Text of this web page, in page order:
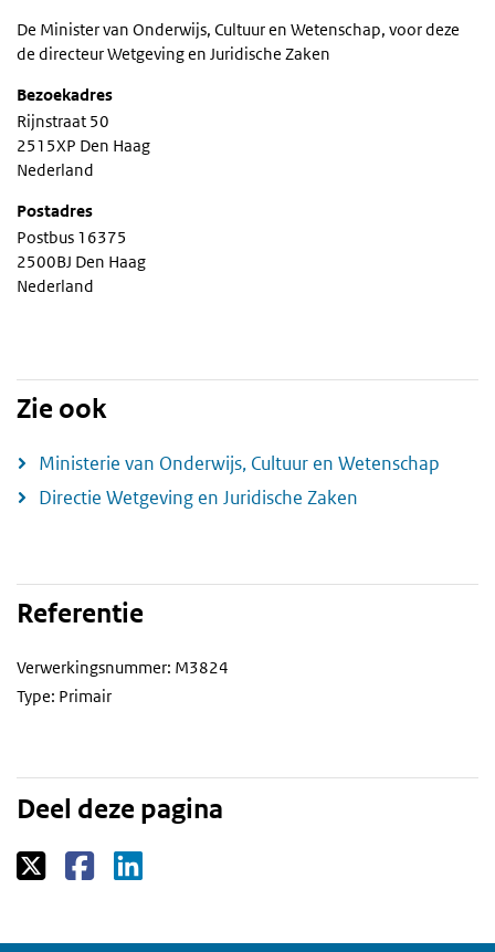
De Minister van Onderwijs, Cultuur en Wetenschap, voor deze
de directeur Wetgeving en Juridische Zaken
Bezoekadres
Rijnstraat 50
2515XP Den Haag
Nederland
Postadres
Postbus 16375
2500BJ Den Haag
Nederland
Zie ook
Ministerie van Onderwijs, Cultuur en Wetenschap
Directie Wetgeving en Juridische Zaken
Referentie
Verwerkingsnummer: M3824
Type: Primair
Deel deze pagina